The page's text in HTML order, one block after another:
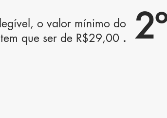
o valor mínimo do
que ser de R$29,00 . 2º